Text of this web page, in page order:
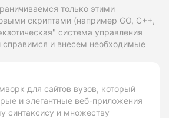
только этими
скриптами (например GO, C++,
система управления
справимся и внесем необходимые
для сайтов вузов, который
и элегантные веб-приложения
синтаксису и множеству